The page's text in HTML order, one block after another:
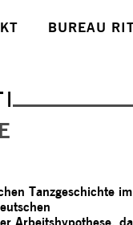
BUREAU
Tanzgeschichte